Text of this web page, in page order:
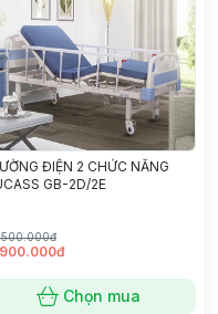
ĐIỆN 2 CHỨC NĂNG
GB-2D/2E
Chọn mua